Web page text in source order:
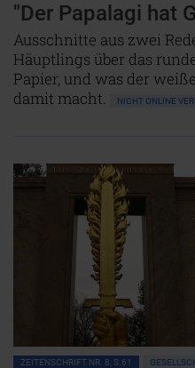
"Der Papalagi hat
Ausschnitte aus zwei
Häuptlings über das
Papier, und was der
damit macht.
NICHT ONLINE
ZEITENSCHRIFT NR. 8, S.61